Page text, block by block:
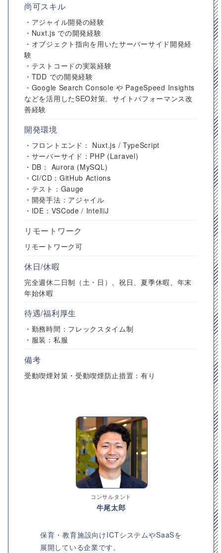
尚可スキル
・アジャイル開発の経験
・Nuxt.js での開発経験
・オブジェクト指向を用いたサーバーサイド開発経
験
・テストコードの実装経験
・TDD での開発経験
・Google Search Console や PageSpeed Insights
などを活用したSEO対策、サイトパフォーマンス改
善経験
開発環境
・フロントエンド： Nuxt.js / TypeScript
・サーバーサイド：PHP (Laravel)
・DB： Aurora (MySQL)
・CI/CD：GitHub Actions
・テスト：Gauge
・開発手法：アジャイル
・IDE：VSCode / IntelliJ
リモートワーク
リモートワーク可
休日/休暇
完全週休二日制（土・日）、祝日、夏季休暇、年末
年始休暇
待遇/福利厚生
・勤務時間：フレックスタイム制
・服装：私服
備考
受動喫煙対策・受動喫煙防止措置：有り
コンサルタント
牛尾太郎
保育・教育施設向けICTシステムやSaaSを
展開している企業です。